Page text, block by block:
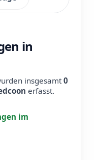
in
insgesamt0
erfasst.
im